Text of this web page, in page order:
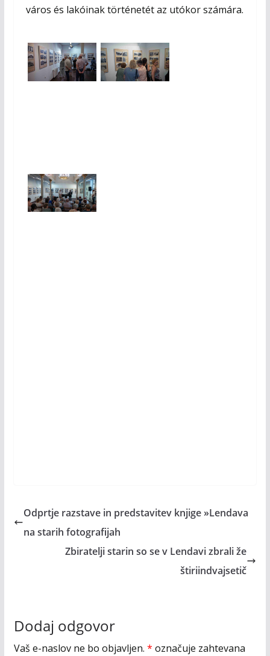
város és lakóinak történetét az utókor számára.
Odprtje razstave in predstavitev knjige »Lendava
na starih fotografijah
Zbiratelji starin so se v Lendavi zbrali že
štiriindvajsetič
Dodaj odgovor
Vaš e-naslov ne bo objavljen. * označuje zahtevana